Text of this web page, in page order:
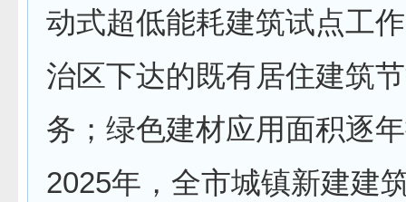
动式超低能耗建筑试点工
治区下达的既有居住建筑
务；绿色建材应用面积逐
2025年，全市城镇新建建